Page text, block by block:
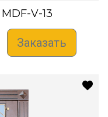
MDF-V-13
Заказать